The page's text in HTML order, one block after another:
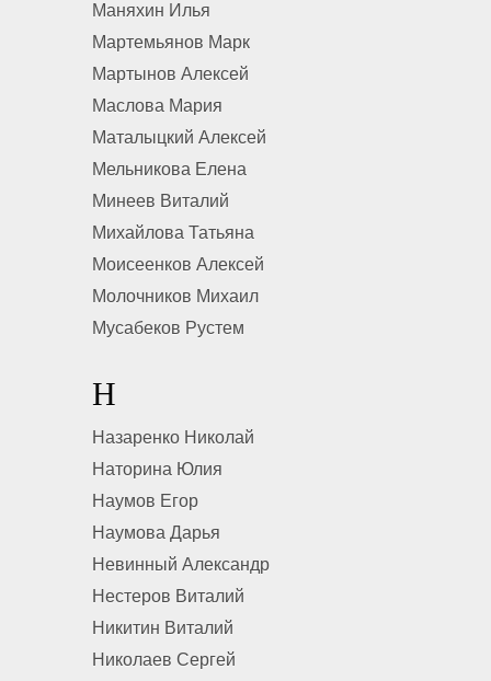
Маняхин Илья
Мартемьянов Марк
Мартынов Алексей
Маслова Мария
Маталыцкий Алексей
Мельникова Елена
Минеев Виталий
Михайлова Татьяна
Моисеенков Алексей
Молочников Михаил
Мусабеков Рустем
Н
Назаренко Николай
Наторина Юлия
Наумов Егор
Наумова Дарья
Невинный Александр
Нестеров Виталий
Никитин Виталий
Николаев Сергей